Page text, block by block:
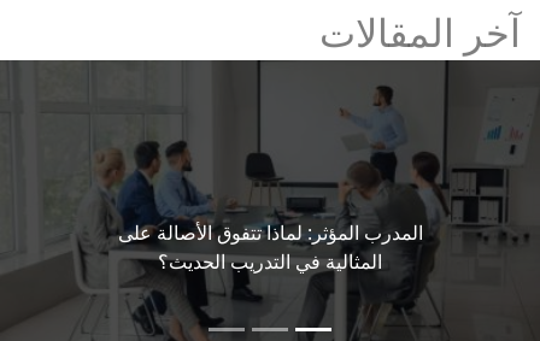
آخر المقالات
المدرب المؤثر: لماذا تتفوق الأصالة على
المثالية في التدريب الحديث؟